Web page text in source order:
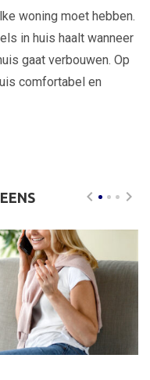
woning moet hebben.
in huis haalt wanneer
gaat verbouwen. Op
comfortabel en